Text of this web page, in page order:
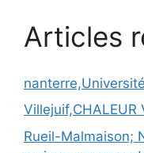
Articles
Villejuif,CHALEUR
Rueil-Malmaison;